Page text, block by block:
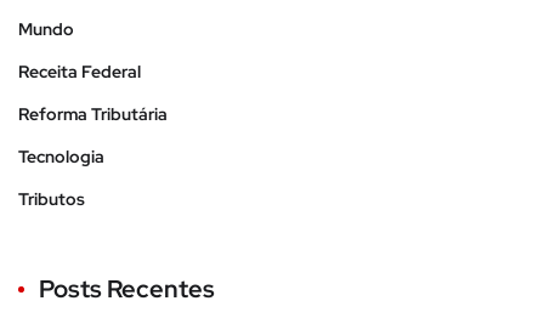
Mundo
Receita Federal
Reforma Tributária
Tecnologia
Tributos
Posts Recentes